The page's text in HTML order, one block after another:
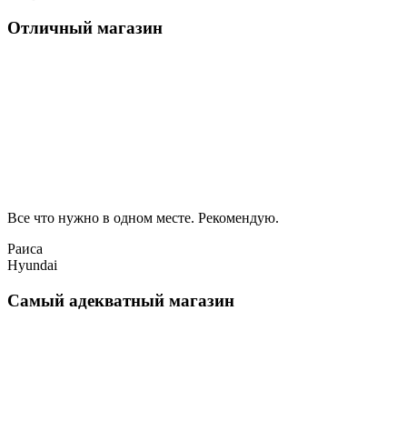
Отличный магазин
Все что нужно в одном месте. Рекомендую.
Раиса
Hyundai
Самый адекватный магазин